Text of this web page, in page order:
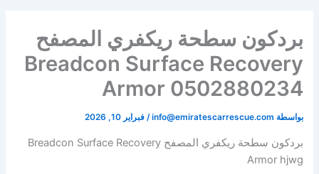
بردكون سطحة ريكفري المصفح
Breadcon Surface Recovery
Armor 0502880234
بواسطة info@emiratescarrescue.com
/فبراير 10, 2026
بردكون سطحة ريكفري المصفح Breadcon Surface Recovery
Armor hjwg